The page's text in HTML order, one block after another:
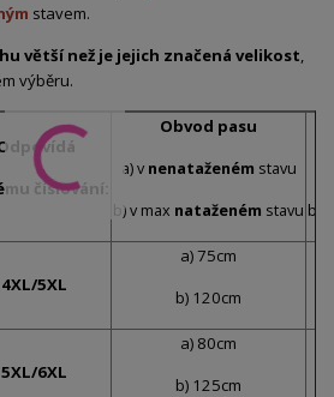
stavem.
větší než je jejich značená velikost
výběru.
číslování:
Obvod pasu
a) v nenataženém stavu
b) v max nataženém stavu b)
4XL/5XL
a) 75cm
b) 120cm
5XL/6XL
a) 80cm
b) 125cm